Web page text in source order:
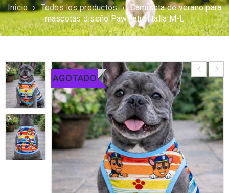
Inicio › Todos los productos › Camiseta de verano para
mascotas diseño PawPatrol talla M-L
AGOTADO